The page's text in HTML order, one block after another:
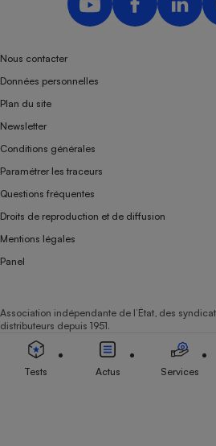
Nous contacter
Données personnelles
Plan du site
Newsletter
Conditions générales
Paramétrer les traceurs
Questions fréquentes
Droits de reproduction et de diffusion
Mentions légales
Panel
Association indépendante de l’État, des
distributeurs depuis 1951.
Tests Actus Services